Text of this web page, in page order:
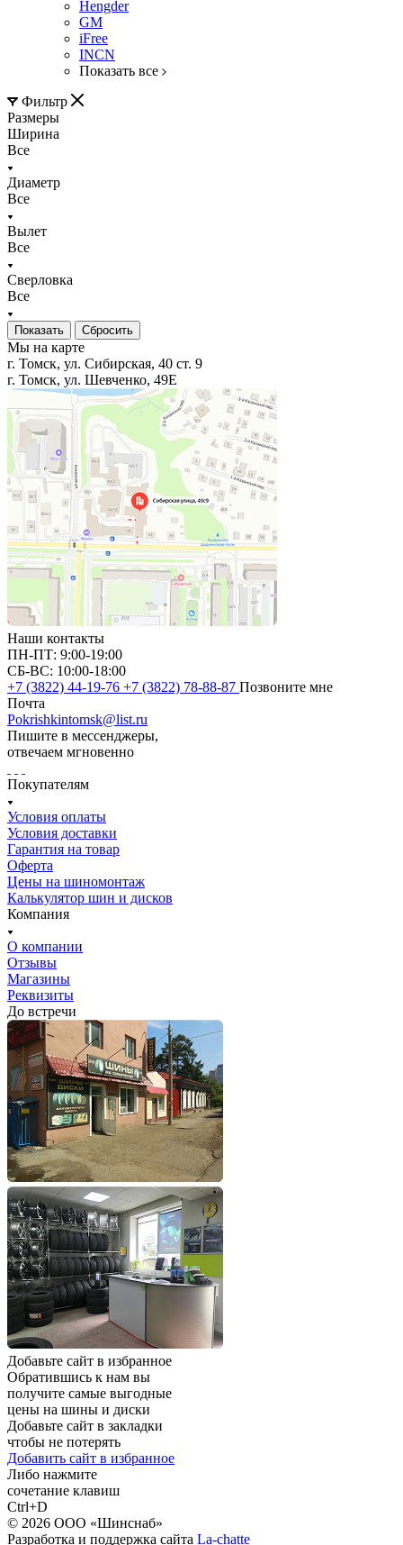
Hengder
GM
iFree
INCN
Показать все
Фильтр
Размеры
Ширина
Все
Диаметр
Все
Вылет
Все
Сверловка
Все
Сбросить
Мы на карте
г. Томск, ул. Сибирская, 40 ст. 9
г. Томск, ул. Шевченко, 49Е
Наши контакты
ПН-ПТ: 9:00-19:00
СБ-ВС: 10:00-18:00
+7 (3822) 44-19-76 +7 (3822) 78-88-87 Позвоните мне
Почта
Pokrishkintomsk@list.ru
Пишите в мессенджеры,
отвечаем мгновенно
Покупателям
Условия оплаты
Условия доставки
Гарантия на товар
Оферта
Цены на шиномонтаж
Калькулятор шин и дисков
Компания
О компании
Отзывы
Магазины
Реквизиты
До встречи
Добавьте сайт в избранное
Обратившись к нам вы
получите самые выгодные
цены на шины и диски
Добавьте сайт в закладки
чтобы не потерять
Добавить сайт в избранное
Либо нажмите
сочетание клавиш
Ctrl+D
© 2026 ООО «Шинснаб»
Разработка и поддержка сайта La-chatte